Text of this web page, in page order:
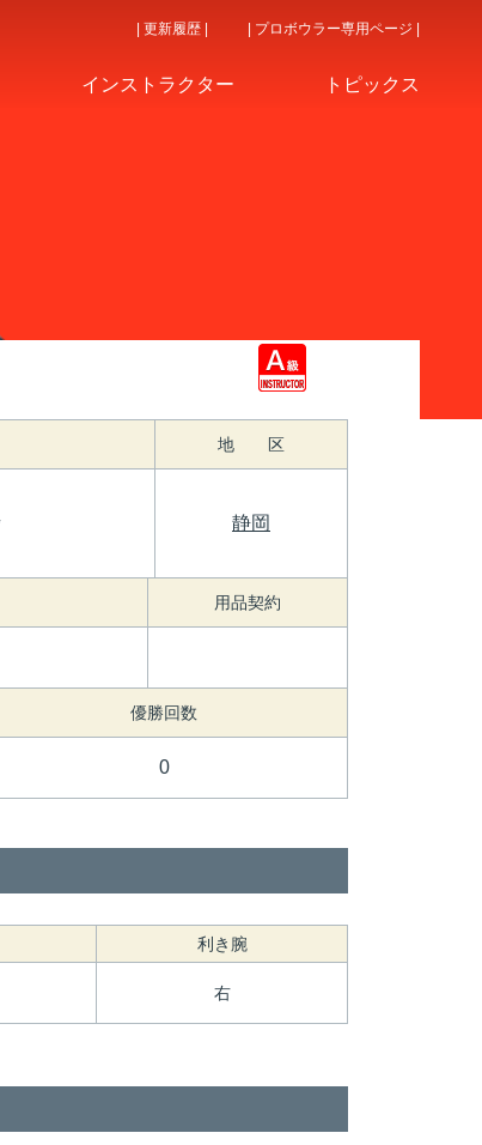
インストラクター トピックス
| 更新履歴 | | プロボウラー専用ページ |
地 区
静岡
用品契約
優勝回数
0
利き腕
右